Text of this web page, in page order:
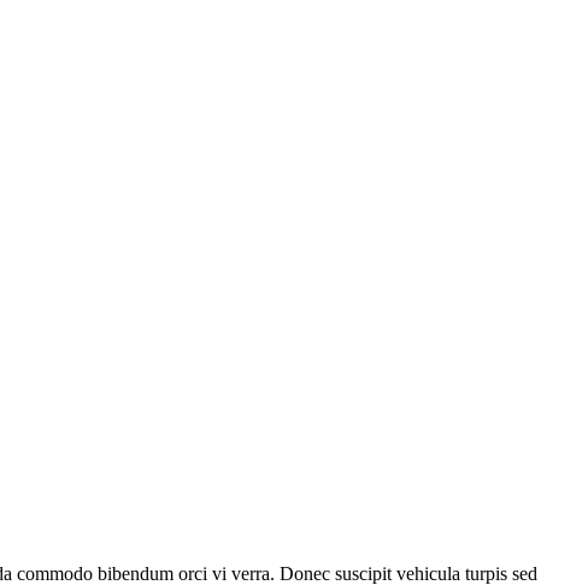
commodo bibendum orci vi verra. Donec suscipit vehicula turpis sed